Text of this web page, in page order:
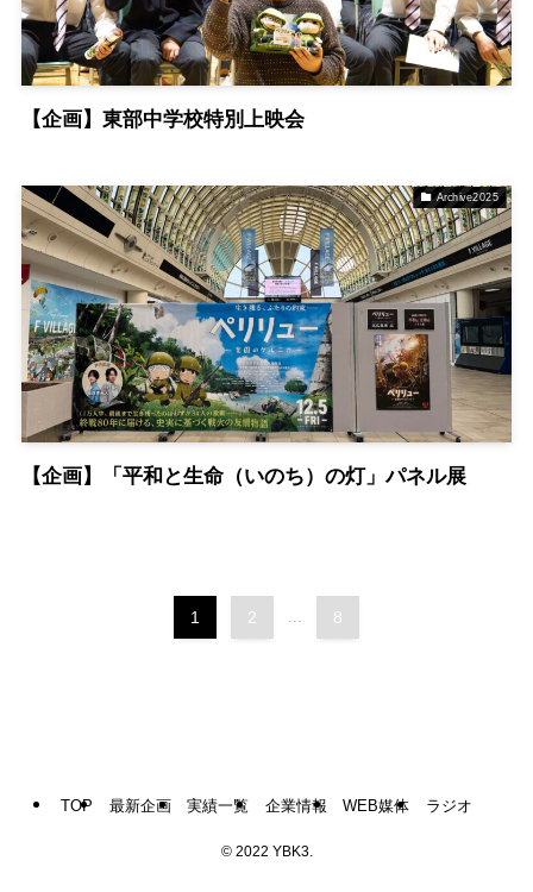
【企画】東部中学校特別上映会
Archive2025
【企画】「平和と生命（いのち）の灯」パネル展
1 2 8
TOP 最新企画 実績一覧 企業情報 WEB媒体 ラジオ
©2022 YBK3.